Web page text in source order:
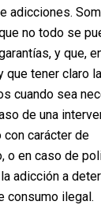
adicciones.
no todo se
y que,
que tener claro
cuando sea
de una
con carácter de
o en caso de
adicción a
consumo ilegal.